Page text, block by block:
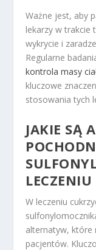
Ważne jest, aby
lekarzy w trakcie
wykrycie i
Regularne
kontrola masy
kluczowe
stosowania tych
JAKIE SĄ
W leczeniu
alternatyw,
pacjentów.